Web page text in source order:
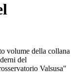
volume della collana
del
Valsusa"